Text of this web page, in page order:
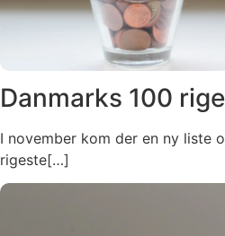
Danmarks 100
I november kom der en ny liste
rigeste[…]